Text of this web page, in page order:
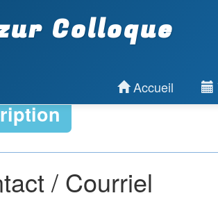
Colloque
Accueil
/ Courriel